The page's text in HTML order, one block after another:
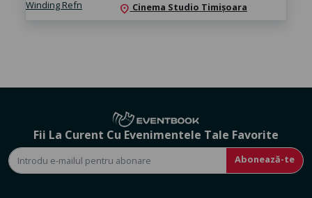
location_on Cinema Studio Timișoara
Fii La Curent Cu Evenimentele Tale Favorite
Abonează-te